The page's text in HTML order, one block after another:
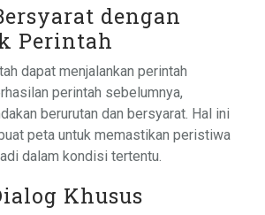
dengan
Perintah
dapat menjalankan perintah
perintah sebelumnya,
berurutan dan bersyarat. Hal ini
peta untuk memastikan peristiwa
dalam kondisi tertentu.
Khusus